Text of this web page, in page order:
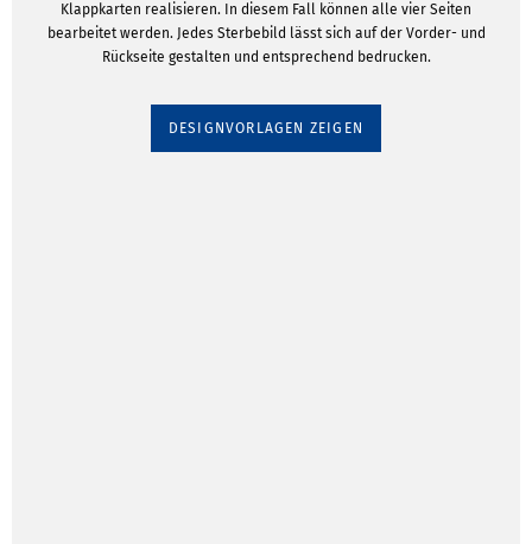
Klappkarten realisieren. In diesem Fall können alle vier Seiten
bearbeitet werden. Jedes Sterbebild lässt sich auf der Vorder- und
Rückseite gestalten und entsprechend bedrucken.
DESIGNVORLAGEN ZEIGEN